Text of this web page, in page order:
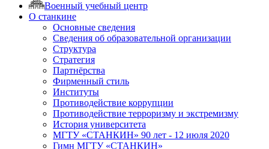
Военный учебный центр
О станкине
Основные сведения
Сведения об образовательной организации
Структура
Стратегия
Партнёрства
Фирменный стиль
Институты
Противодействие коррупции
Противодействие терроризму и экстремизму
История университета
МГТУ «СТАНКИН» 90 лет - 12 июля 2020
Гимн МГТУ «СТАНКИН»